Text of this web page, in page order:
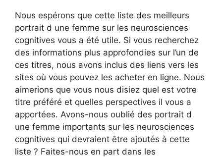
Nous espérons que cette liste des meilleurs
portrait d une femme sur les neurosciences
cognitives vous a été utile. Si vous recherchez
des informations plus approfondies sur l’un de
ces titres, nous avons inclus des liens vers les
sites où vous pouvez les acheter en ligne. Nous
aimerions que vous nous disiez quel est votre
titre préféré et quelles perspectives il vous a
apportées. Avons-nous oublié des portrait d
une femme importants sur les neurosciences
cognitives qui devraient être ajoutés à cette
liste ? Faites-nous en part dans les